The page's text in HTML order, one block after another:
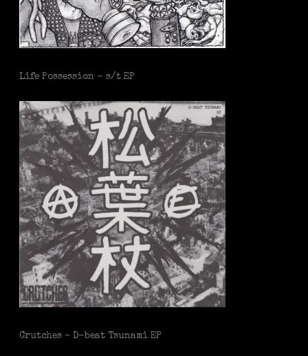
Life Possession - s/t EP
Crutches – D-beat Tsunami EP